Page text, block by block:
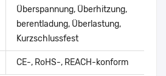
Überspannung, Überhitzung,
berentladung, Überlastung,
Kurzschlussfest
CE-, RoHS-, REACH-konform